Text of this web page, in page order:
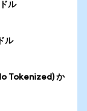
ル
ル
Tokenized) か